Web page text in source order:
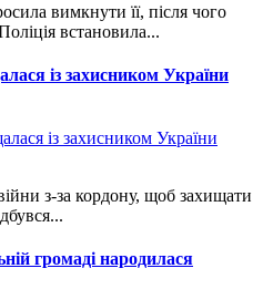
вимкнути її, після чого
встановила...
із захисником України
з-за кордону, щоб захищати
громаді народилася